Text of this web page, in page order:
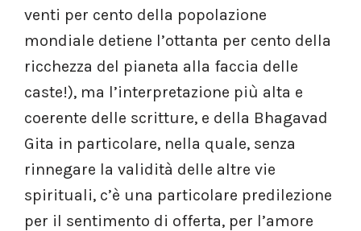
venti per cento della popolazione
mondiale detiene l’ottanta per cento della
ricchezza del pianeta alla faccia delle
caste!), ma l’interpretazione più alta e
coerente delle scritture, e della Bhagavad
Gita in particolare, nella quale, senza
rinnegare la validità delle altre vie
spirituali, c’è una particolare predilezione
per il sentimento di offerta, per l’amore